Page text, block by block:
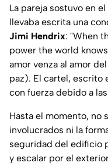
La pareja sostuvo en
llevaba escrita una
Jimi Hendrix: "When
power the world
amor venza al amor
paz). El cartel, escrito
con fuerza debido a
Hasta el momento, no
involucrados ni la
seguridad del edificio
y escalar por el